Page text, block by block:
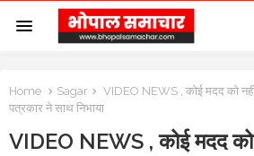
Home Sagar
VIDEO NEWS , कोई मदद को
पत्रकार ने साथ निभाया
VIDEO NEWS , कोई मदद को